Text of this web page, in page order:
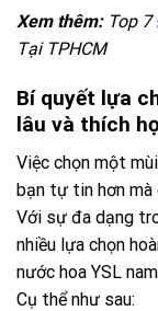
Xem thêm: Top 7
Tại TPHCM
Bí quyết lựa
lâu và thích
Việc chọn một
bạn tự tin hơn mà
Với sự đa dạng
nhiều lựa chọn
nước hoa YSL
Cụ thể như sau: